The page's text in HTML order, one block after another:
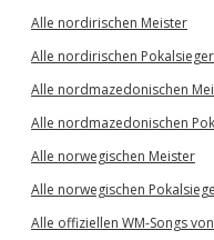
Alle nordirischen Meister
Alle nordirischen Pokalsieger
Alle nordmazedonischen
Alle nordmazedonischen
Alle norwegischen Meister
Alle norwegischen
Alle offiziellen WM-Songs